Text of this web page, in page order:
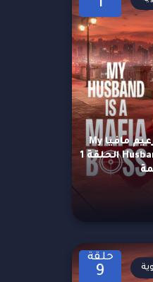
1
مسلسل زوجي زعيم مافيا My
Husband is a Mafia Boss الحلقة 1
حلقة
9